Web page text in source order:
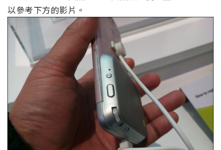
以參考下方的影片。